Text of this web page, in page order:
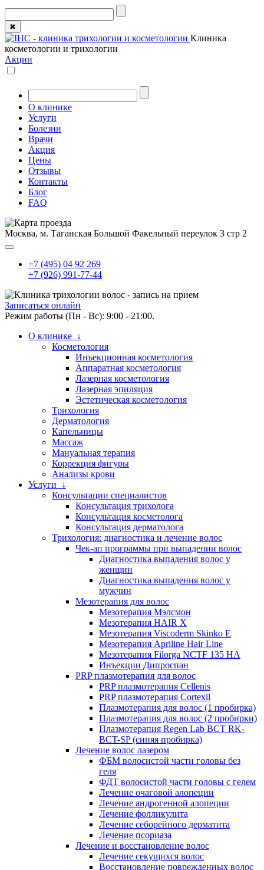
✖
Клиника
косметологии и трихологии
Акции
О клинике
Услуги
Болезни
Врачи
Акция
Цены
Отзывы
Контакты
Блог
FAQ
Москва, м. Таганская Большой Факельный переулок 3 стр 2
+7 (495) 04 92 269
+7 (926) 991-77-44
Записаться онлайн
Режим работы (Пн - Вс): 9:00 - 21:00.
О клинике ↓
Косметология
Инъекционная косметология
Аппаратная косметология
Лазерная косметология
Лазерная эпиляция
Эстетическая косметология
Трихология
Дерматология
Капельницы
Массаж
Мануальная терапия
Коррекция фигуры
Анализы крови
Услуги ↓
Консультации специалистов
Консультация трихолога
Консультация косметолога
Консультация дерматолога
Трихология: диагностика и лечение волос
Чек-ап программы при выпадении волос
Диагностика выпадения волос у
женщин
Диагностика выпадения волос у
мужчин
Мезотерапия для волос
Мезотерапия Мэлсмон
Мезотерапия HAIR X
Мезотерапия Viscoderm Skinko E
Мезотерапия Apriline Hair Line
Мезотерапия Filorga NCTF 135 HA
Инъекции Дипроспан
PRP плазмотерапия для волос
PRP плазмотерапия Cellenis
PRP плазмотерапия Cortexil
Плазмотерапия для волос (1 пробирка)
Плазмотерапия для волос (2 пробирки)
Плазмотерапия Regen Lab BCT RK-
BCT-SP (синяя пробирка)
Лечение волос лазером
ФБМ волосистой части головы без
геля
ФДТ волосистой части головы с гелем
Лечение очаговой алопеции
Лечение андрогенной алопеции
Лечение фолликулита
Лечение себорейного дерматита
Лечение псориаза
Лечение и восстановление волос
Лечение секущихся волос
Восстановление поврежденных волос